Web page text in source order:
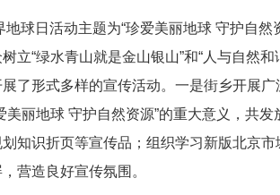
地球日活动主题为“珍爱美丽地球 守护自
立“绿水青山就是金山银山”和“人与自然和
了形式多样的宣传活动。一是街乡开展
美丽地球 守护自然资源”的重大意义，共
知识折页等宣传品；组织学习新版北京
营造良好宣传氛围。